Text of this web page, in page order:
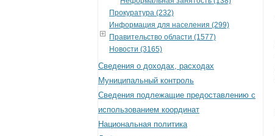
Прокуратура (232)
Информация для населения (299)
Правительство области (1577)
Новости (3165)
Сведения о доходах, расходах
Муниципальный контроль
Сведения подлежащие предоставлению с
использованием координат
Национальная политика